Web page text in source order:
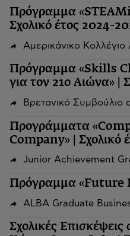
Πρόγραμμα
Σχολικό έτος 2024-
Αμερικάνικο Κολλέγιο
Πρόγραμμα «Skills
για τον 21ο Αιώνα» |
Βρετανικό Συμβούλιο
Προγράμματα
Company» | Σχολικό
Junior Achievement
Πρόγραμμα «Future
ALBA Graduate
Σχολικές Επισκέψεις